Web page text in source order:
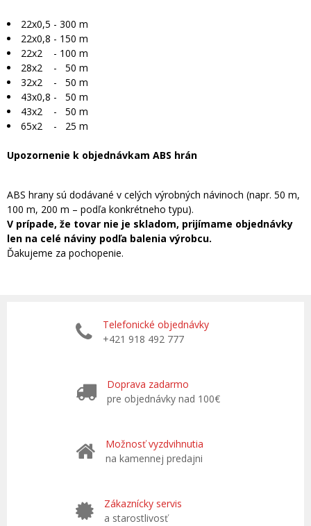
22x0,5 - 300 m
22x0,8 - 150 m
22x2 - 100 m
28x2 - 50 m
32x2 - 50 m
43x0,8 - 50 m
43x2 - 50 m
65x2 - 25 m
Upozornenie k objednávkam ABS hrán
ABS hrany sú dodávané v celých výrobných návinoch (napr. 50 m,
100 m, 200 m – podľa konkrétneho typu).
V prípade, že tovar nie je skladom, prijímame objednávky
len na celé náviny podľa balenia výrobcu.
Ďakujeme za pochopenie.
Telefonické objednávky
+421 918 492 777
Doprava zadarmo
pre objednávky nad 100€
Možnosť vyzdvihnutia
na kamennej predajni
Zákaznícky servis
a starostlivosť